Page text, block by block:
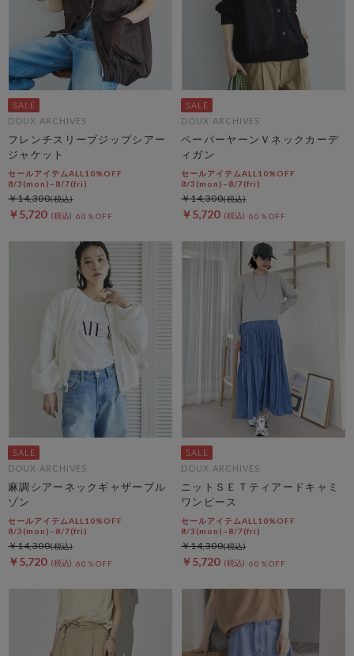
DOUX ARCHIVES
フレンチスリーブジップシアー
ジャケット
セールアイテムALL10%OFF
8/3(mon)~8/7(fri)
￥5,720 60％OFF
￥14,300
DOUX ARCHIVES
ペーパーヤーンＶネックカーデ
ィガン
セールアイテムALL10%OFF
8/3(mon)~8/7(fri)
￥5,720 60％OFF
￥14,300
DOUX ARCHIVES
麻調シアーネックギャザーブル
ゾン
セールアイテムALL10%OFF
8/3(mon)~8/7(fri)
￥5,720 60％OFF
￥14,300
DOUX ARCHIVES
ニットＳＥＴティアードキャミ
ワンピース
セールアイテムALL10%OFF
8/3(mon)~8/7(fri)
￥5,720 60％OFF
￥14,300